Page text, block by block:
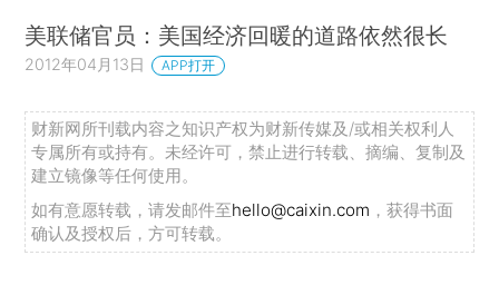
美联储官员：美国经济回暖的道路依然很长
2012年04月13日 APP打开
财新网所刊载内容之知识产权为财新传媒及/或相关权利人
专属所有或持有。未经许可，禁止进行转载、摘编、复制及
建立镜像等任何使用。
如有意愿转载，请发邮件至hello@caixin.com ，获得书面
确认及授权后，方可转载。